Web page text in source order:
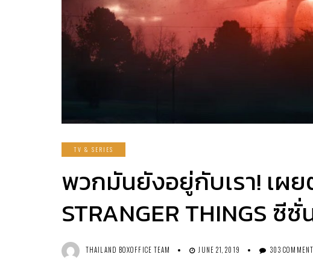
TV & SERIES
พวกมันยังอยู่กับเรา! เผ
STRANGER THINGS ซีซั่
THAILAND BOXOFFICE TEAM JUNE 21, 2019 303